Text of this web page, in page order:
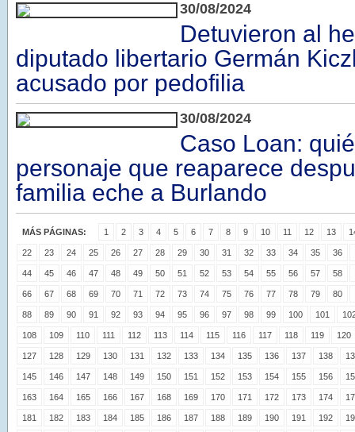
30/08/2024
Detuvieron al
diputado libertario Germán
acusado por pedofilia
30/08/2024
Caso Loan:
personaje que reaparece
familia eche a Burlando
MÁS PÁGINAS: 1 2 3 4 5 6 7 8 9 10 11 12 13
22 23 24 25 26 27 28 29 30 31 32 33 34 35 36
44 45 46 47 48 49 50 51 52 53 54 55 56 57 58
66 67 68 69 70 71 72 73 74 75 76 77 78 79 80
88 89 90 91 92 93 94 95 96 97 98 99 100 101
108 109 110 111 112 113 114 115 116 117 118 119 120
127 128 129 130 131 132 133 134 135 136 137 138
145 146 147 148 149 150 151 152 153 154 155 156
163 164 165 166 167 168 169 170 171 172 173 174
181 182 183 184 185 186 187 188 189 190 191 192